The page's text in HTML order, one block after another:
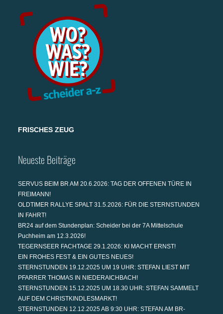
FRISCHES ZEUG
Neueste Beiträge
SERVUS BEIM BR AM 20.6.2026: TAG DER OFFENEN TÜRE IN
FREIMANN!
OLDTIMER RALLYE SPALT 31.5.2026: FÜR DIE STERNSTUNDEN
IN FAHRT!
BR24 auf dem Stundenplan: Scheider bei der 7A Mittelschule
Puchheim am 12.3.2026!
TEGERNSEER FACHTAGE 29.1.2026: KI MACHT ERNST!
EIN FROHES FEST & EIN GUTES NEUES!
STERNSTUNDEN 19.12.2025 UM 19 UHR: STEFAN LIEST MIT
PFARRER THOMAS IN NIEDERAICHBACH!
STERNSTUNDEN 15.12.2025 UM 18.30 UHR: STEFAN SAMMELT
AUF DEM CHRISTKINDLESMARKT!
STERNSTUNDEN 12.12.2025 AB 9:30 UHR: STEFAN AM BR-